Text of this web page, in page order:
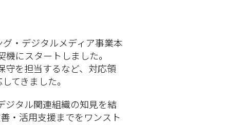
・デジタルメディア事業本
にスタートしました。
守を担当するなど、対応領
てきました。
ジタル関連組織の知見を結
・活用支援までをワンスト